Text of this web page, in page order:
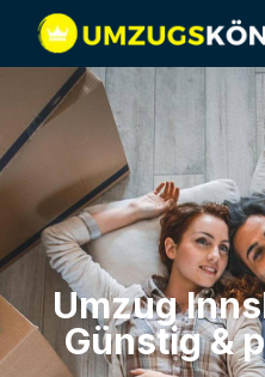
Umzug
Günstig &